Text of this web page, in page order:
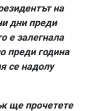
на
дни преди
е залегнала
преди година
се надолу
ще прочетете